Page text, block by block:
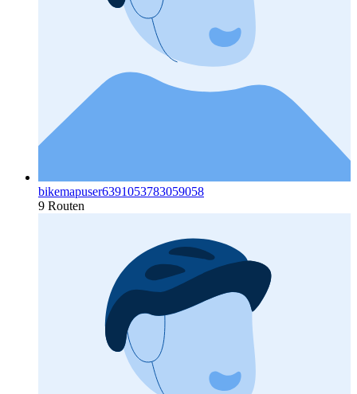
bikemapuser6391053783059058
9 Routen